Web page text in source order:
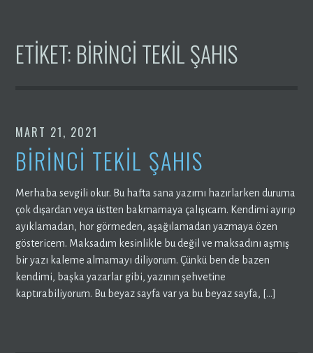
ETIKET: BIRINCI TEKIL ŞAHIS
MART 21, 2021
BİRİNCİ TEKİL ŞAHIS
Merhaba sevgili okur. Bu hafta sana yazımı hazırlarken duruma
çok dışardan veya üstten bakmamaya çalışıcam. Kendimi ayırıp
ayıklamadan, hor görmeden, aşağılamadan yazmaya özen
göstericem. Maksadım kesinlikle bu değil ve maksadını aşmış
bir yazı kaleme almamayı diliyorum. Çünkü ben de bazen
kendimi, başka yazarlar gibi, yazının şehvetine
kaptırabiliyorum. Bu beyaz sayfa var ya bu beyaz sayfa, […]